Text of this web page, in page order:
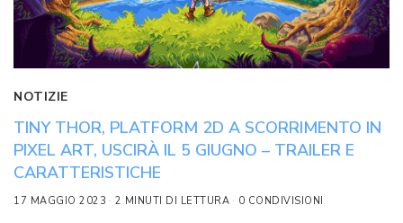
NOTIZIE
TINY THOR, PLATFORM 2D A SCORRIMENTO IN
PIXEL ART, USCIRÀ IL 5 GIUGNO – TRAILER E
CARATTERISTICHE
17 MAGGIO 2023 2 MINUTI DI LETTURA 0 CONDIVISIONI